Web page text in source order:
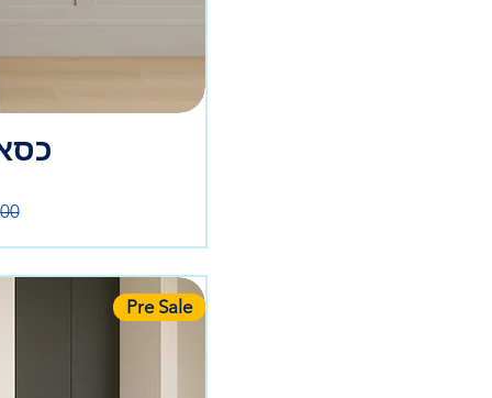
‏699.00 ‏₪
Pre Sale